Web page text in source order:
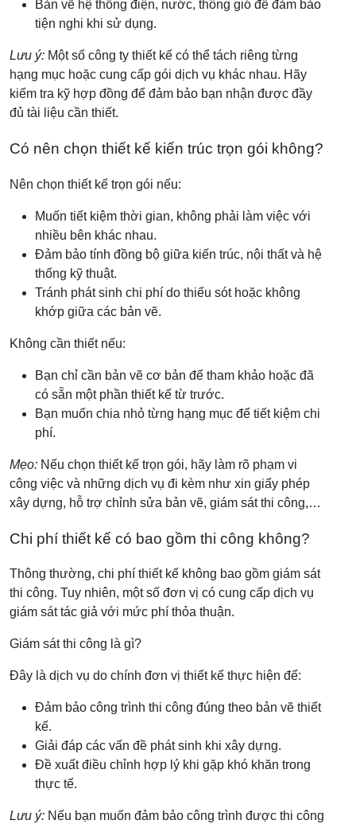
Bản vẽ hệ thống điện, nước, thông gió để đảm bảo
tiện nghi khi sử dụng.
Lưu ý: Một số công ty thiết kế có thể tách riêng từng
hạng mục hoặc cung cấp gói dịch vụ khác nhau. Hãy
kiểm tra kỹ hợp đồng để đảm bảo bạn nhận được đầy
đủ tài liệu cần thiết.
Có nên chọn thiết kế kiến trúc trọn gói không?
Nên chọn thiết kế trọn gói nếu:
Muốn tiết kiệm thời gian, không phải làm việc với
nhiều bên khác nhau.
Đảm bảo tính đồng bộ giữa kiến trúc, nội thất và hệ
thống kỹ thuật.
Tránh phát sinh chi phí do thiếu sót hoặc không
khớp giữa các bản vẽ.
Không cần thiết nếu:
Bạn chỉ cần bản vẽ cơ bản để tham khảo hoặc đã
có sẵn một phần thiết kế từ trước.
Bạn muốn chia nhỏ từng hạng mục để tiết kiệm chi
phí.
Mẹo: Nếu chọn thiết kế trọn gói, hãy làm rõ phạm vi
công việc và những dịch vụ đi kèm như xin giấy phép
xây dựng, hỗ trợ chỉnh sửa bản vẽ, giám sát thi công,…
Chi phí thiết kế có bao gồm thi công không?
Thông thường, chi phí thiết kế không bao gồm giám sát
thi công. Tuy nhiên, một số đơn vị có cung cấp dịch vụ
giám sát tác giả với mức phí thỏa thuận.
Giám sát thi công là gì?
Đây là dịch vụ do chính đơn vị thiết kế thực hiện để:
Đảm bảo công trình thi công đúng theo bản vẽ thiết
kế.
Giải đáp các vấn đề phát sinh khi xây dựng.
Đề xuất điều chỉnh hợp lý khi gặp khó khăn trong
thực tế.
Lưu ý: Nếu bạn muốn đảm bảo công trình được thi công